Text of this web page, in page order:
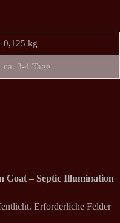
0,125 kg
ca. 3-4 Tage
Goat – Septic Illumination
Erforderliche Felder